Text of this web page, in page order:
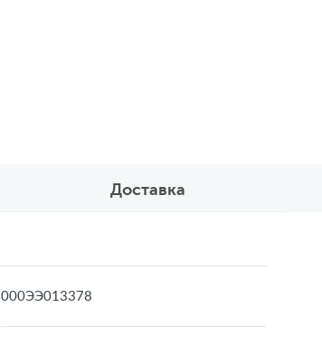
Доставка
000ЭЭ013378